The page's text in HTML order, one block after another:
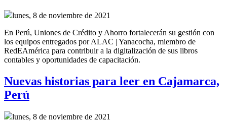
lunes, 8 de noviembre de 2021
En Perú, Uniones de Crédito y Ahorro fortalecerán su gestión con
los equipos entregados por ALAC | Yanacocha, miembro de
RedEAmérica para contribuir a la digitalización de sus libros
contables y oportunidades de capacitación.
Nuevas historias para leer en Cajamarca,
Perú
lunes, 8 de noviembre de 2021